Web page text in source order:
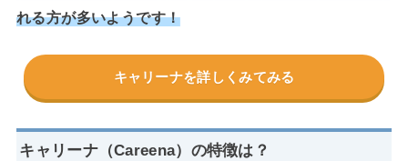
れる方が多いようです！
キャリーナを詳しくみてみる
キャリーナ（Careena）の特徴は？